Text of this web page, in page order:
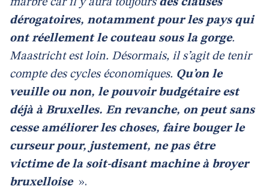
marbre car il y aura toujours des clauses
dérogatoires, notamment pour les pays qui
ont réellement le couteau sous la gorge.
Maastricht est loin. Désormais, il s’agit de tenir
compte des cycles économiques. Qu’on le
veuille ou non, le pouvoir budgétaire est
déjà à Bruxelles. En revanche, on peut sans
cesse améliorer les choses, faire bouger le
curseur pour, justement, ne pas être
victime de la soit-disant machine à broyer
bruxelloise ».